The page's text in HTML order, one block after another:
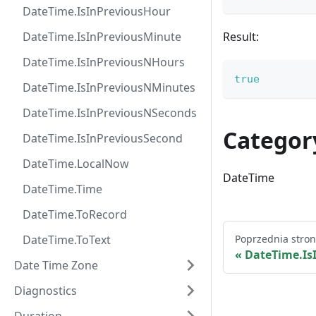
DateTime.IsInPreviousHour
DateTime.IsInPreviousMinute
DateTime.IsInPreviousNHours
DateTime.IsInPreviousNMinutes
DateTime.IsInPreviousNSeconds
DateTime.IsInPreviousSecond
DateTime.LocalNow
DateTime.Time
DateTime.ToRecord
DateTime.ToText
Date Time Zone
Diagnostics
Result:
true
DateTime
Poprzednia